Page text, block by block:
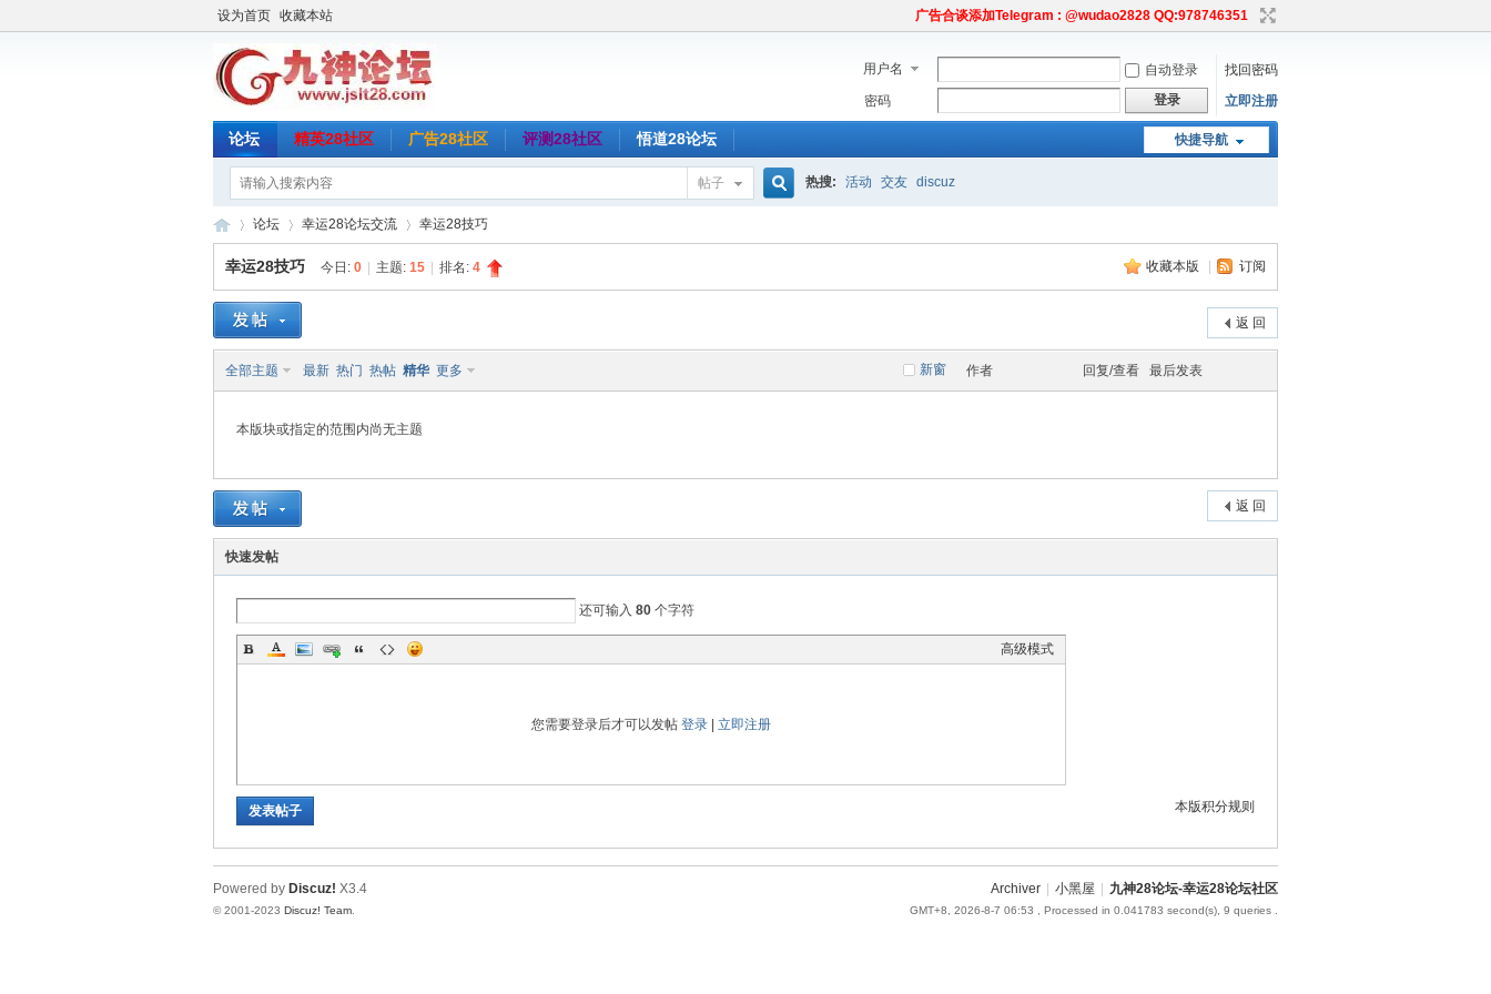
设为首页 收藏本站 广告合谈添加Telegram : @wudao2828 QQ:978746351
用户名 自动登录
找回密码
密码
登录 立即注册
快捷导航
论坛 精英28社区 广告28社区 评测28社区 悟道28论坛
帖子 热搜: 活动 交友 discuz
神
»
论坛
›
幸运28论坛交流 幸运28技巧
收藏本版 订阅
幸运28技巧 今日: 0 主题: 15 排名: 4
返 回
新窗
全部主题 最新 热门 热帖 精华 更多 作者 回复/查看 最后发表
本版块或指定的范围内尚无主题
返 回
快速发帖
还可输入 80 个字符
高级模式
您需要登录后才可以发帖 登录 立即注册
本版积分规则
发表帖子
Archiver 小黑屋 九神28论坛-幸运28论坛社区
GMT+8, 2026-8-7 06:53 , Processed in 0.041783 second(s), 9 queries .
Powered by Discuz! X3.4
© 2001-2023 Discuz! Team